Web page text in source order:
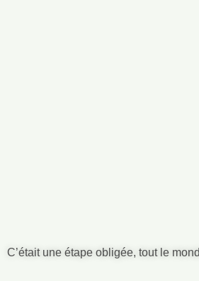
C’était une étape obligée, tout le